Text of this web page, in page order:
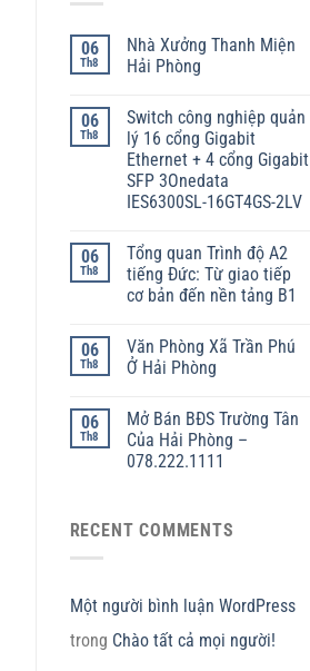
06
Th8
Nhà Xưởng Thanh Miện
Hải Phòng
06
Th8
Switch công nghiệp quản
lý 16 cổng Gigabit
Ethernet + 4 cổng Gigabit
SFP 3Onedata
IES6300SL-16GT4GS-2LV
06
Th8
Tổng quan Trình độ A2
tiếng Đức: Từ giao tiếp
cơ bản đến nền tảng B1
06
Th8
Văn Phòng Xã Trần Phú
Ở Hải Phòng
06
Th8
Mở Bán BĐS Trường Tân
Của Hải Phòng –
078.222.1111
RECENT COMMENTS
Một người bình luận WordPress
trong Chào tất cả mọi người!